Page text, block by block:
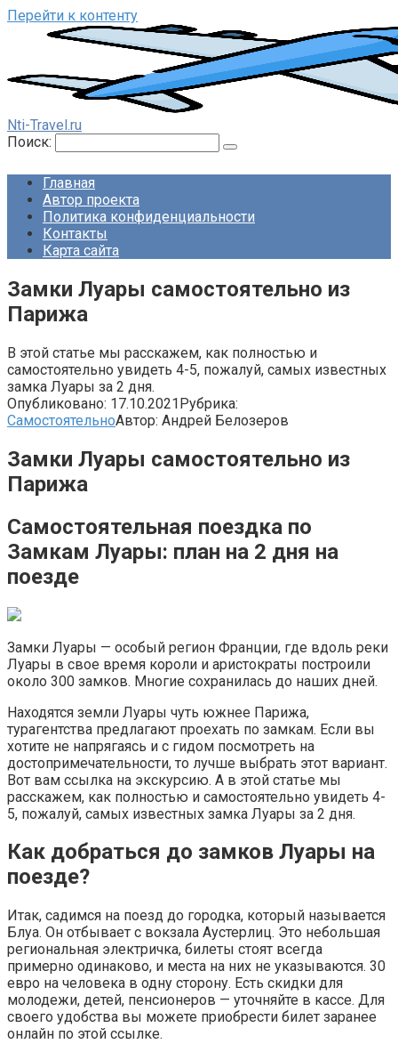
Перейти к контенту
Nti-Travel.ru
Поиск:
Главная
Автор проекта
Политика конфиденциальности
Контакты
Карта сайта
Замки Луары самостоятельно из
Парижа
В этой статье мы расскажем, как полностью и
самостоятельно увидеть 4-5, пожалуй, самых известных
замка Луары за 2 дня.
Опубликовано: 17.10.2021Рубрика:
СамостоятельноАвтор: Андрей Белозеров
Замки Луары самостоятельно из
Парижа
Самостоятельная поездка по
Замкам Луары: план на 2 дня на
поезде
Замки Луары — особый регион Франции, где вдоль реки
Луары в свое время короли и аристократы построили
около 300 замков. Многие сохранилась до наших дней.
Находятся земли Луары чуть южнее Парижа,
турагентства предлагают проехать по замкам. Если вы
хотите не напрягаясь и с гидом посмотреть на
достопримечательности, то лучше выбрать этот вариант.
Вот вам ссылка на экскурсию. А в этой статье мы
расскажем, как полностью и самостоятельно увидеть 4-
5, пожалуй, самых известных замка Луары за 2 дня.
Как добраться до замков Луары на
поезде?
Итак, садимся на поезд до городка, который называется
Блуа. Он отбывает с вокзала Аустерлиц. Это небольшая
региональная электричка, билеты стоят всегда
примерно одинаково, и места на них не указываются. 30
евро на человека в одну сторону. Есть скидки для
молодежи, детей, пенсионеров — уточняйте в кассе. Для
своего удобства вы можете приобрести билет заранее
онлайн по этой ссылке.